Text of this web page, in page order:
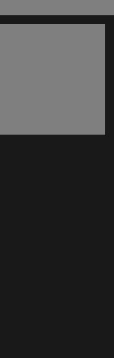
nueva ventana)
nueva ventana)